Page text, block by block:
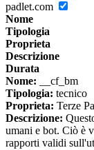
padlet.com
Nome
Tipologia
Proprieta
Descrizione
Durata
Nome: __cf_bm
Tipologia: tecnico
Proprieta: Terze
Descrizione:
umani e bot. Ciò è
rapporti validi